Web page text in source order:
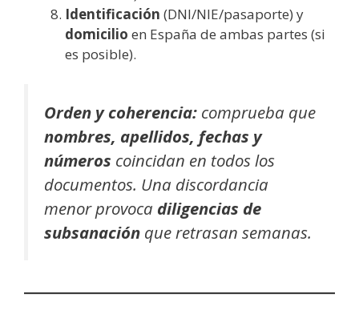
Identificación (DNI/NIE/pasaporte) y
domicilio en España de ambas partes (si
es posible).
Orden y coherencia: comprueba que
nombres, apellidos, fechas y
números coincidan en todos los
documentos. Una discordancia
menor provoca diligencias de
subsanación que retrasan semanas.